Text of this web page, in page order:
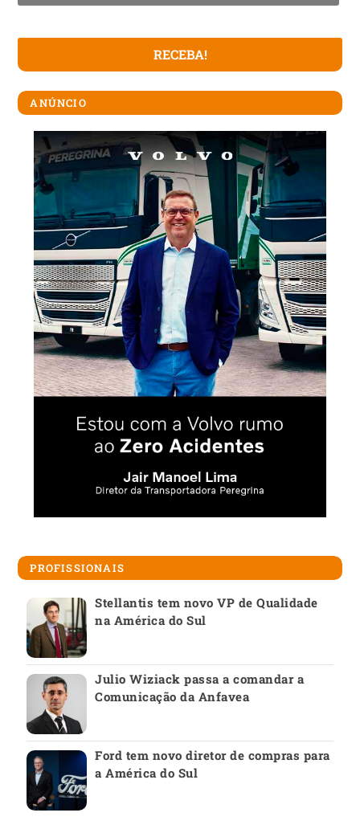
ANÚNCIO
PROFISSIONAIS
Stellantis tem novo VP de Qualidade
na América do Sul
Julio Wiziack passa a comandar a
Comunicação da Anfavea
Ford tem novo diretor de compras para
a América do Sul